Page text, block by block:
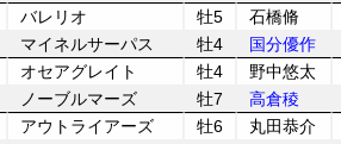
バレリオ 牡5
石橋脩
マイネルサーパス 牡4
国分優作
オセアグレイト 牡4
野中悠太
ノーブルマーズ 牡7
高倉稜
アウトライアーズ 牡6
丸田恭介